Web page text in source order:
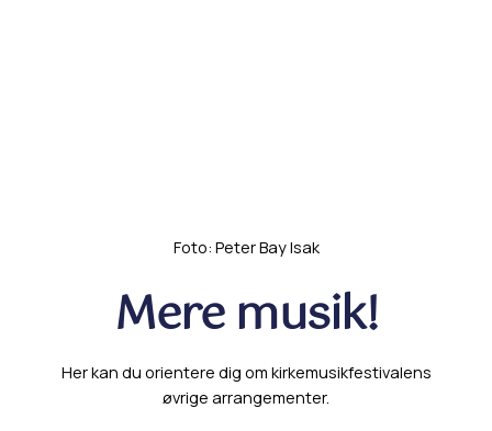
Foto: Peter Bay Isak
Mere musik!
Her kan du orientere dig om kirkemusikfestivalens
øvrige arrangementer.